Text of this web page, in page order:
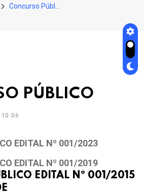
PÚBLICO
10:06
EDITAL Nº 001/2023
EDITAL Nº 001/2019
EDITAL Nº 001/2015